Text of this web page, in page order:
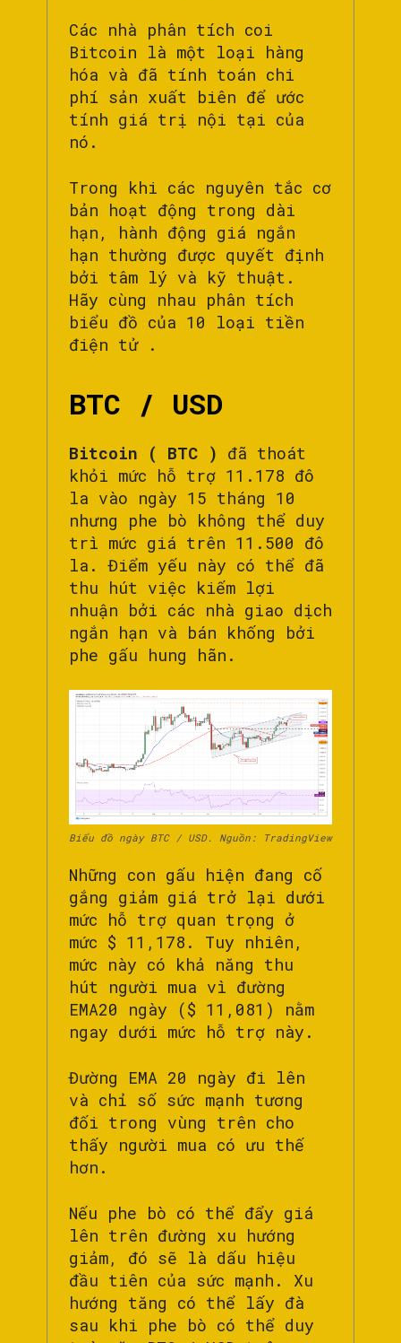
Các nhà phân tích coi
Bitcoin là một loại hàng
hóa và đã tính toán chi
phí sản xuất biên để ước
tính giá trị nội tại của
nó.
Trong khi các nguyên tắc cơ
bản hoạt động trong dài
hạn, hành động giá ngắn
hạn thường được quyết định
bởi tâm lý và kỹ thuật.
Hãy cùng nhau phân tích
biểu đồ của 10 loại tiền
điện tử .
BTC / USD
Bitcoin ( BTC ) đã thoát
khỏi mức hỗ trợ 11.178 đô
la vào ngày 15 tháng 10
nhưng phe bò không thể duy
trì mức giá trên 11.500 đô
la. Điểm yếu này có thể đã
thu hút việc kiếm lợi
nhuận bởi các nhà giao dịch
ngắn hạn và bán khống bởi
phe gấu hung hãn.
Biểu đồ ngày BTC / USD. Nguồn: TradingView
Những con gấu hiện đang cố
gắng giảm giá trở lại dưới
mức hỗ trợ quan trọng ở
mức $ 11,178. Tuy nhiên,
mức này có khả năng thu
hút người mua vì đường
EMA20 ngày ($ 11,081) nằm
ngay dưới mức hỗ trợ này.
Đường EMA 20 ngày đi lên
và chỉ số sức mạnh tương
đối trong vùng trên cho
thấy người mua có ưu thế
hơn.
Nếu phe bò có thể đẩy giá
lên trên đường xu hướng
giảm, đó sẽ là dấu hiệu
đầu tiên của sức mạnh. Xu
hướng tăng có thể lấy đà
sau khi phe bò có thể duy